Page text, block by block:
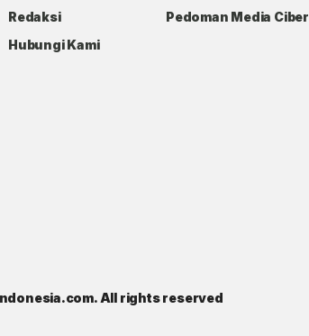
Redaksi
Pedoman Media Ciber
Hubungi Kami
All rights reserved